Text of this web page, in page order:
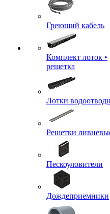
Греющий кабель
Комплект лоток •
решетка
Лотки
Решетки
Пескоуловители
Дождеприемники